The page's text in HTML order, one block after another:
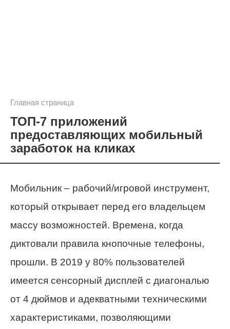
Главная страница
ТОП-7 приложений
предоставляющих мобильный
заработок на кликах
Мобильник – рабочий/игровой инструмент,
который открывает перед его владельцем
массу возможностей. Времена, когда
диктовали правила кнопочные телефоны,
прошли. В 2019 у 80% пользователей
имеется сенсорный дисплей с диагональю
от 4 дюймов и адекватными техническими
характеристиками, позволяющими